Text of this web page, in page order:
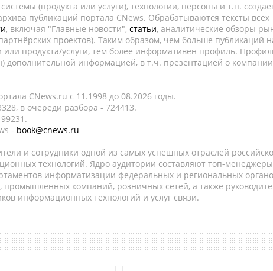
(продукта или услуги), технологии, персоны и т.п.
публикаций портала CNews. Обрабатываются тексты всех
, включая "Главные новости", статьи, аналитические обзоры
проектов). Таким образом, чем больше публикаций
продукта/услуги, тем более информативен профиль.
дополнительной информацией, в т.ч. презентацией о
CNews.ru c 11.1998 до 08.2026 годы.
в очереди разбора - 724413.
- book@cnews.ru
и сотрудники одной из самых успешных отраслей
технологий. Ядро аудитории составляют топ-
информатизации федеральных и региональных
промышленных компаний, розничных сетей, а также
информационных технологий и услуг связи.